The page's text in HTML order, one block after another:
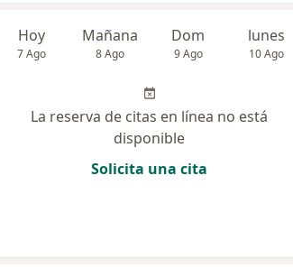
Hoy
7 Ago
Mañana
8 Ago
Dom
9 Ago
lunes
10 Ago
La reserva de citas en línea no está
disponible
Solicita una cita